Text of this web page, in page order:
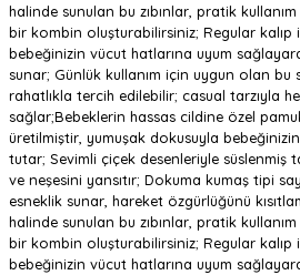
halinde sunulan bu zıbınlar, pratik
bir kombin oluşturabilirsiniz; Regular
bebeğinizin vücut hatlarına uyum
sunar; Günlük kullanım için uygun olan bu
rahatlıkla tercih edilebilir; casual tarzıyla
sağlar;Bebeklerin hassas cildine özel
üretilmiştir, yumuşak dokusuyla
tutar; Sevimli çiçek desenleriyle süslenmiş
ve neşesini yansıtır; Dokuma kumaş tipi
esneklik sunar, hareket özgürlüğünü
halinde sunulan bu zıbınlar, pratik
bir kombin oluşturabilirsiniz; Regular
bebeğinizin vücut hatlarına uyum